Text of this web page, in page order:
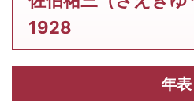
1928
年表